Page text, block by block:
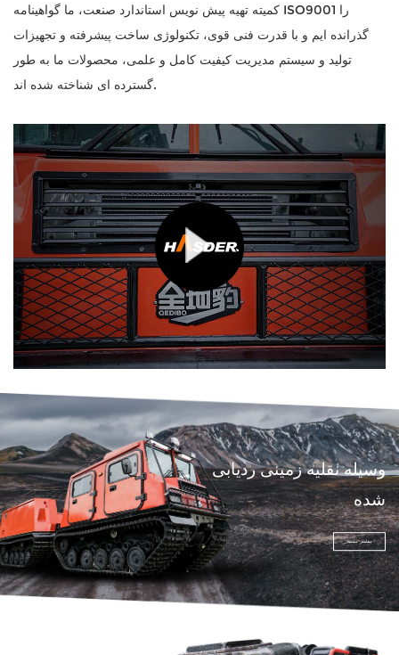
کمیته تهیه پیش نویس استاندارد صنعت، ما گواهینامه ISO9001 را
گذرانده ایم و با قدرت فنی قوی، تکنولوژی ساخت پیشرفته و تجهیزات
تولید و سیستم مدیریت کیفیت کامل و علمی، محصولات ما به طور
گسترده ای شناخته شده اند.
وسیله نقلیه زمینی ردیابی
شده
بیشتر ببینید